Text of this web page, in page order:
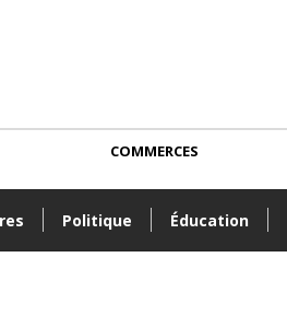
Politique Éducation
COMMERCES